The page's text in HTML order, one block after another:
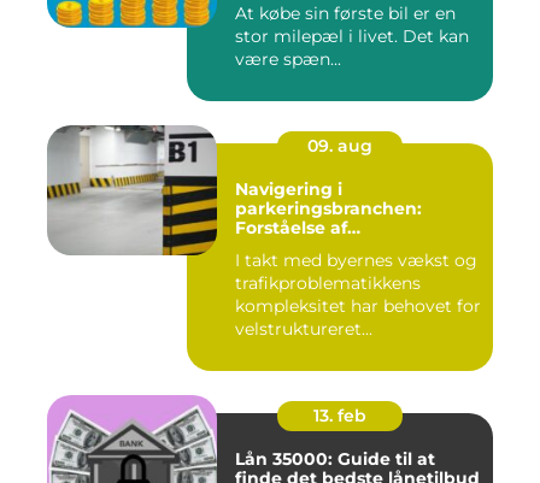
At købe sin første bil er en
stor milepæl i livet. Det kan
være spæn...
09. aug
Navigering i
parkeringsbranchen:
Forståelse af
I takt med byernes vækst og
trafikproblematikkens
kompleksitet har behovet for
velstruktureret...
13. feb
Lån 35000: Guide til at
finde det bedste lånetilbud